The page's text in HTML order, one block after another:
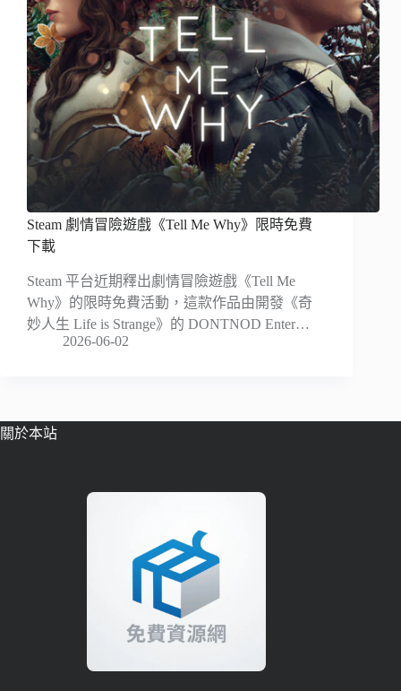
Steam 劇情冒險遊戲《Tell Me Why》限時免費
下載
Steam 平台近期釋出劇情冒險遊戲《Tell Me
Why》的限時免費活動，這款作品由開發《奇
妙人生 Life is Strange》的 DONTNOD Enter…
2026-06-02
關於本站